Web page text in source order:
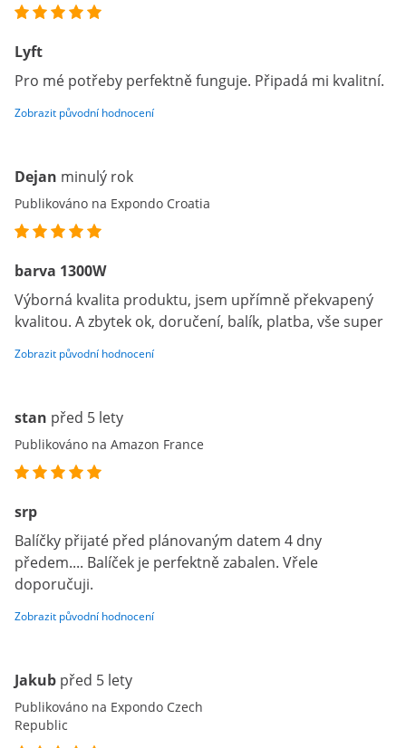
Lyft
Pro mé potřeby perfektně funguje. Připadá mi kvalitní.
Zobrazit původní hodnocení
Dejan minulý rok
Publikováno na Expondo Croatia
barva 1300W
Výborná kvalita produktu, jsem upřímně překvapený
kvalitou. A zbytek ok, doručení, balík, platba, vše super
Zobrazit původní hodnocení
stan před 5 lety
Publikováno na Amazon France
srp
Balíčky přijaté před plánovaným datem 4 dny
předem.... Balíček je perfektně zabalen. Vřele
doporučuji.
Zobrazit původní hodnocení
Jakub před 5 lety
Publikováno na Expondo Czech
Republic